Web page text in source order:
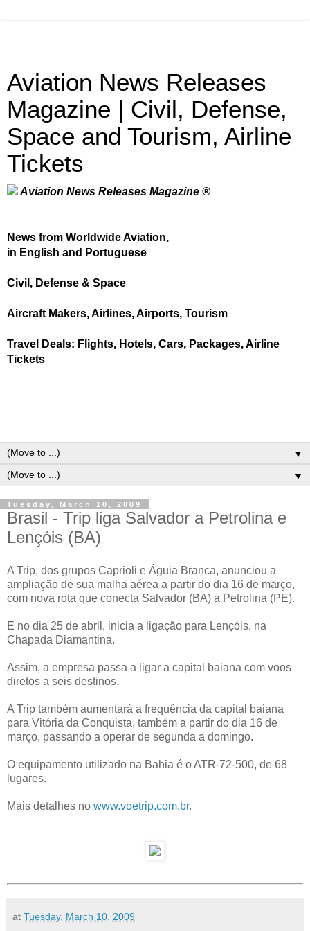
Aviation News Releases
Magazine | Civil, Defense,
Space and Tourism, Airline
Tickets
Aviation News Releases Magazine ®
News from Worldwide Aviation,
in English and Portuguese
Civil, Defense & Space
Aircraft Makers, Airlines, Airports, Tourism
Travel Deals: Flights, Hotels, Cars, Packages, Airline
Tickets
▼
▼
Tuesday, March 10, 2009
Brasil - Trip liga Salvador a Petrolina e
Lençóis (BA)
A Trip, dos grupos Caprioli e Águia Branca, anunciou a
ampliação de sua malha aérea a partir do dia 16 de março,
com nova rota que conecta Salvador (BA) a Petrolina (PE).
E no dia 25 de abril, inicia a ligação para Lençóis, na
Chapada Diamantina.
Assim, a empresa passa a ligar a capital baiana com voos
diretos a seis destinos.
A Trip também aumentará a frequência da capital baiana
para Vitória da Conquista, também a partir do dia 16 de
março, passando a operar de segunda a domingo.
O equipamento utilizado na Bahia é o ATR-72-500, de 68
lugares.
Mais detalhes no www.voetrip.com.br.
at Tuesday, March 10, 2009